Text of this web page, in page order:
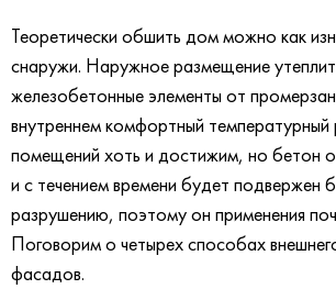
Теоретически обшить дом можно как
снаружи. Наружное размещение
железобетонные элементы от
внутреннем комфортный температурный
помещений хоть и достижим, но бетон
и с течением времени будет подвержен
разрушению, поэтому он применения
Поговорим о четырех способах
фасадов.